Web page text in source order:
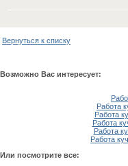
Вернуться к списку
Возможно Вас интересует:
Работа
Работа
Работа
Работа
Работа
Или посмотрите все: